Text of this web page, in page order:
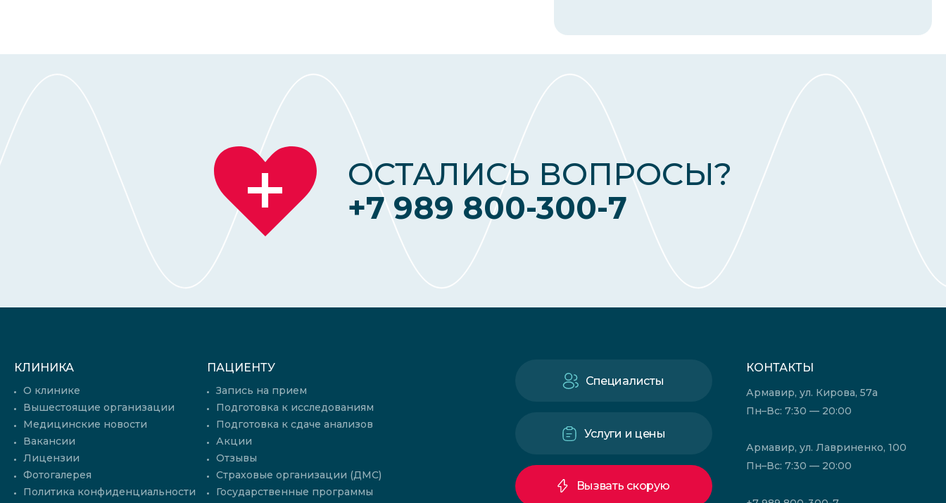
ОСТАЛИСЬ ВОПРОСЫ?
+7 989 800-300-7
КЛИНИКА
О клинике
Вышестоящие организации
Медицинские новости
Вакансии
Лицензии
Фотогалерея
Политика конфиденциальности
ПАЦИЕНТУ
Запись на прием
Подготовка к исследованиям
Подготовка к сдаче анализов
Акции
Отзывы
Страховые организации (ДМС)
Государственные программы
Специалисты
Услуги и цены
Вызвать скорую
КОНТАКТЫ
Армавир, ул. Кирова, 57а
Пн–Вс: 7:30 — 20:00
Армавир, ул. Лавриненко, 100
Пн–Вс: 7:30 — 20:00